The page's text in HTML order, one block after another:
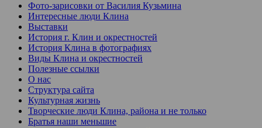
Фото-зарисовки от Василия Кузьмина
Интересные люди Клина
Выставки
История г. Клин и окрестностей
История Клина в фотографиях
Виды Клина и окрестностей
Полезные ссылки
О нас
Структура сайта
Культурная жизнь
Творческие люди Клина, района и не только
Братья наши меньшие